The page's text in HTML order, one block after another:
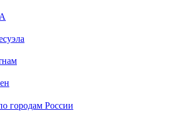
городам России